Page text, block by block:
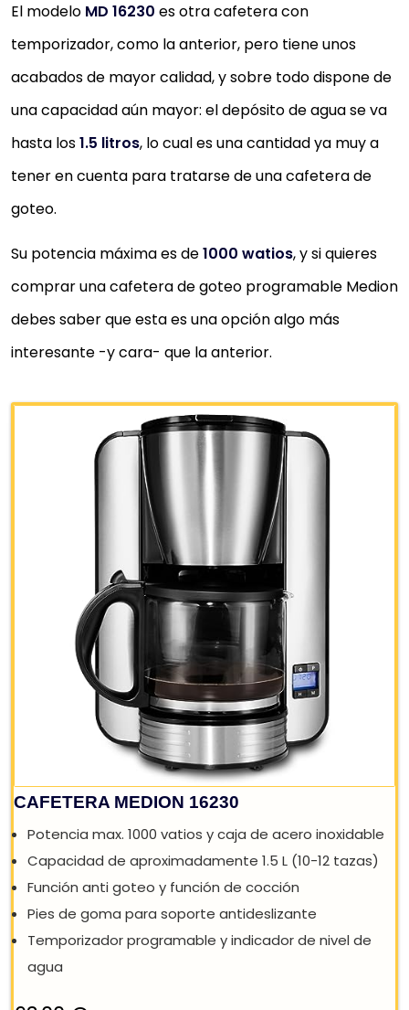
El modelo MD 16230 es otra cafetera con
temporizador, como la anterior, pero tiene unos
acabados de mayor calidad, y sobre todo dispone de
una capacidad aún mayor: el depósito de agua se va
hasta los1.5 litros, lo cual es una cantidad ya muy a
tener en cuenta para tratarse de una cafetera de
goteo.
Su potencia máxima es de1000 watios, y si quieres
comprar una cafetera de goteo programable Medion
debes saber que esta es una opción algo más
interesante -y cara- que la anterior.